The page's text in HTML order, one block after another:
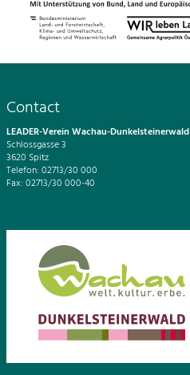
Contact
LEADER-Verein Wachau-Dunkelsteinerwald
Schlossgasse 3
3620 Spitz
Telefon: 02713/30 000
Fax: 02713/30 000-40